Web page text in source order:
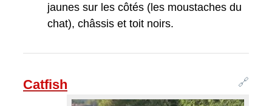
jaunes sur les côtés (les moustaches du
chat), châssis et toit noirs.
🔗
Catfish